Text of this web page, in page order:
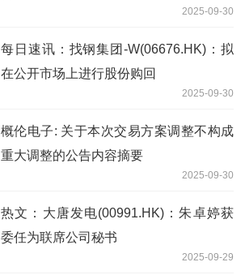
2025-09-30
每日速讯：找钢集团-W(06676.HK)：拟
在公开市场上进行股份购回
2025-09-30
概伦电子: 关于本次交易方案调整不构成
重大调整的公告内容摘要
2025-09-30
热文：大唐发电(00991.HK)：朱卓婷获
委任为联席公司秘书
2025-09-29